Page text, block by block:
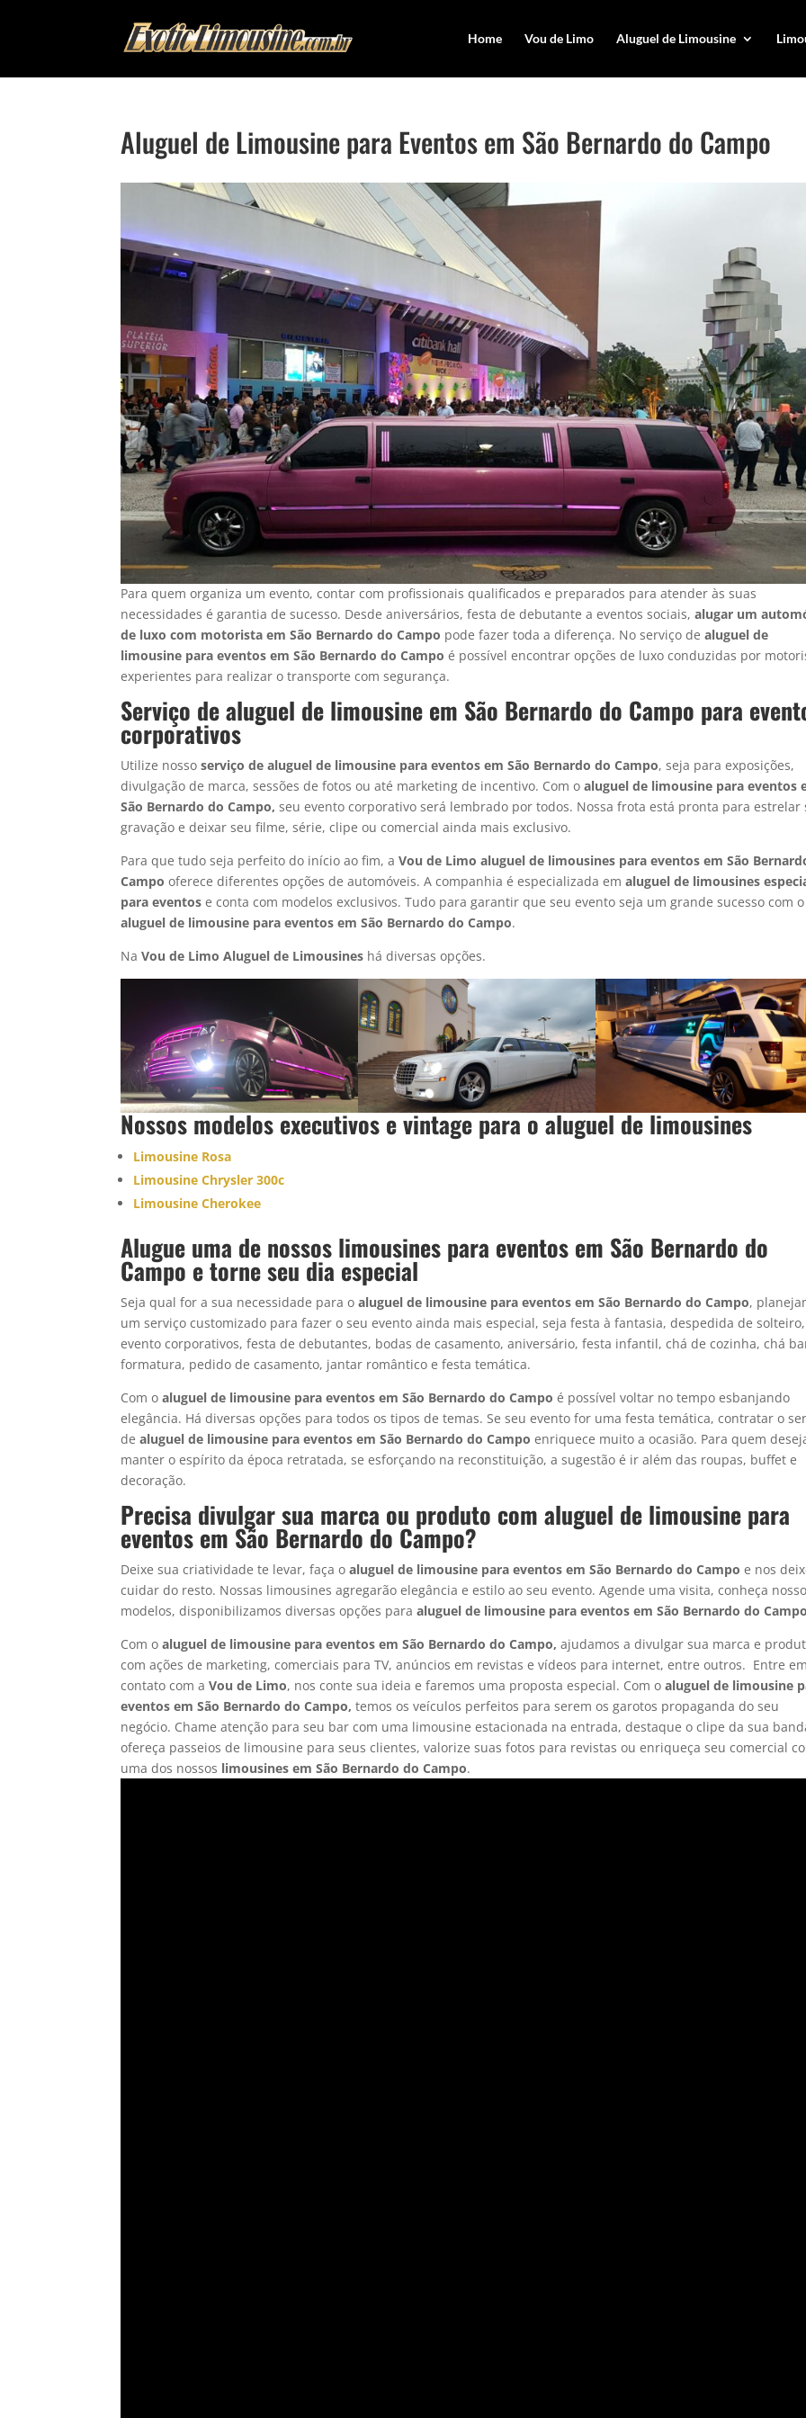
Home Vou de Limo Aluguel de Limousine
Aluguel de Limousine para Eventos em São Bernardo do Campo
Para quem organiza um evento, contar com profissionais qualificados e preparados para atender às suas
necessidades é garantia de sucesso. Desde aniversários, festa de debutante a eventos sociais,alugar um
de luxo com motorista em São Bernardo do Campo pode fazer toda a diferença. No serviço dealuguel de
limousine para eventos em São Bernardo do Campoé possível encontrar opções de luxo conduzidas por
experientes para realizar o transporte com segurança.
Serviço de aluguel de limousine em São Bernardo do Campo para
corporativos
Utilize nossoserviço de aluguel de limousine para eventos em São Bernardo do Campo, seja para exposições,
divulgação de marca, sessões de fotos ou até marketing de incentivo. Com oaluguel de limousine para eventos
São Bernardo do Campo, seu evento corporativo será lembrado por todos. Nossa frota está pronta para estrelar
gravação e deixar seu filme, série, clipe ou comercial ainda mais exclusivo.
Para que tudo seja perfeito do início ao fim, aVou de Limo aluguel de limousines para eventos em São
Campooferece diferentes opções de automóveis. A companhia é especializada emaluguel de limousines
para eventos e conta com modelos exclusivos. Tudo para garantir que seu evento seja um grande sucesso com o
aluguel de limousine para eventos em São Bernardo do Campo.
NaVou de Limo Aluguel de Limousines há diversas opções.
Nossos modelos executivos e vintage para oaluguel de limousines
Limousine Rosa
Limousine Chrysler 300c
Limousine Cherokee
Alugue uma de nossos limousines para eventos em São Bernardo do
Campo e torne seu dia especial
Seja qual for a sua necessidade para oaluguel de limousine para eventos em São Bernardo do Campo,
um serviço customizado para fazer o seu evento ainda mais especial, seja festa à fantasia, despedida de solteiro,
evento corporativos, festa de debutantes, bodas de casamento, aniversário, festa infantil, chá de cozinha, chá
formatura, pedido de casamento, jantar romântico e festa temática.
Com oaluguel de limousine para eventos em São Bernardo do Campoé possível voltar no tempo esbanjando
elegância. Há diversas opções para todos os tipos de temas. Se seu evento for uma festa temática, contratar o
dealuguel de limousine para eventos em São Bernardo do Campoenriquece muito a ocasião. Para quem
manter o espírito da época retratada, se esforçando na reconstituição, a sugestão é ir além das roupas, buffet e
decoração.
Precisa divulgar sua marca ou produto com aluguel de limousine para
eventos em São Bernardo do Campo?
Deixe sua criatividade te levar, faça oaluguel de limousine para eventos em São Bernardo do Campoe nos
cuidar do resto. Nossas limousines agregarão elegância e estilo ao seu evento. Agende uma visita, conheça
modelos, disponibilizamos diversas opções paraaluguel de limousine para eventos em São Bernardo do Campo
Com oaluguel de limousine para eventos em São Bernardo do Campo, ajudamos a divulgar sua marca e
com ações de marketing, comerciais para TV, anúncios em revistas e vídeos para internet, entre outros. Entre em
contato com aVou de Limo, nos conte sua ideia e faremos uma proposta especial. Com oaluguel de limousine
eventos em São Bernardo do Campo, temos os veículos perfeitos para serem os garotos propaganda do seu
negócio. Chame atenção para seu bar com uma limousine estacionada na entrada, destaque o clipe da sua
ofereça passeios de limousine para seus clientes, valorize suas fotos para revistas ou enriqueça seu comercial
uma dos nossos limousines em São Bernardo do Campo.